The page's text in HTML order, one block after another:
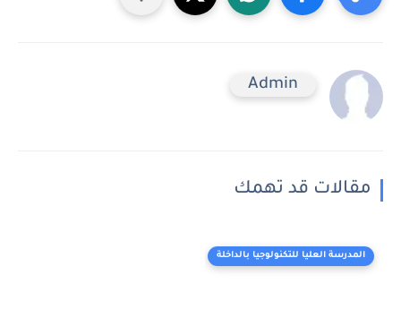
Admin
مقالات قد تهمك
المدرسة العليا للتكنولوجيا بالداخلة